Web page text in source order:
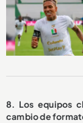
8. Los equipos
cambio de